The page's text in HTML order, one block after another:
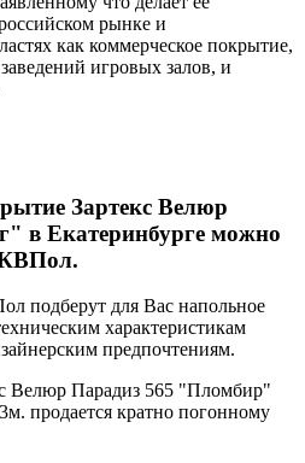
рынке и
как коммерческое покрытие,
игровых залов, и
Зартекс Велюр
в Екатеринбурге можно
КВПол.
подберут для Вас напольное
характеристикам
предпочтениям.
Велюр Парадиз 565 "Пломбир"
продается кратно погонному